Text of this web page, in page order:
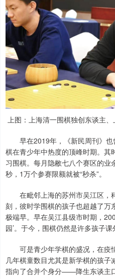
上图：上海清一围棋独创东谈主
早在2019年，《新民周刊》也
棋在青少年中热度的顶峰时期。
习围棋。每月隐敝七八个赛区的
秒，1万个参赛限额就被“秒杀”。
在毗邻上海的苏州市吴江区，
刻，彼时学围棋的孩子也超越了万
极端早。早在吴江县级市时期，
园’。于今，围棋仍然是许多孩子
可是青少年学棋的盛况，在疫
几年棋童数目尤其是新学棋的孩
指向了合并个身分——降生东谈主口